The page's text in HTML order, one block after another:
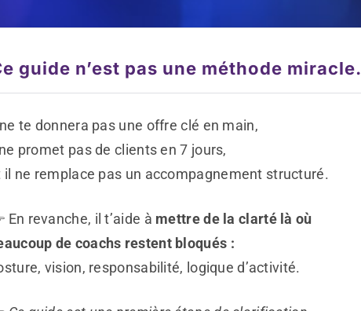
guide n’est pas une méthode miracle.
te donnera pas une offre clé en main,
promet pas de clients en 7 jours,
il ne remplace pas un accompagnement structuré.
En revanche, il t’aide à mettre de la clarté là où
de coachs restent bloqués :
vision, responsabilité, logique d’activité.